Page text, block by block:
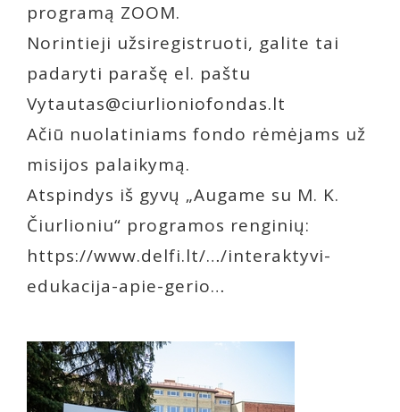
programą ZOOM.
Norintieji užsiregistruoti, galite tai
padaryti parašę el. paštu
Vytautas@ciurlioniofondas.lt
Ačiū nuolatiniams fondo rėmėjams už
misijos palaikymą.
Atspindys iš gyvų „Augame su M. K.
Čiurlioniu“ programos renginių:
https://www.delfi.lt/…/interaktyvi-
edukacija-apie-gerio…